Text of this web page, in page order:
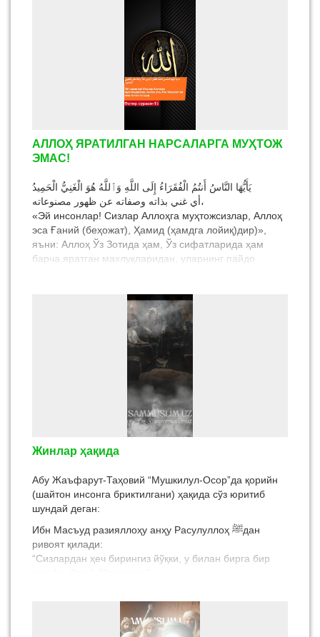
АЛЛОҲ ЯРАТИЛГАН НАРСАЛАРГА МУҲТОЖ
ЭМАС!
يَأَيُّهَا النَّاسُ أَنتُمُ الْفُقَرَاءُ إِلَى اللَّهِ وَٱللَّهُ هُوَ الْغَنِيُّ الْحَمِيدُ
أي غني بذاته وصفاته عن ظهور مصنوعاته،
«Эй инсонлар! Сизлар Аллоҳга муҳтожсизлар, Аллоҳ
эса Ғаний (беҳожат), Ҳамид (ҳамдга лойиқ)дир)»,
яъни: Аллоҳ Ўз Зотида ҳам, Ўз сифатларида ҳам
барча яратган махлуқларидан, уларнинг пайдо
Жинлар ҳақида
Абу Жаъфарут-Таҳовий “Мушкилул-Осор”да қорийн
(шайтон инсонга бриктилгани) ҳақида сўз юритиб
шундай деган:
Ибн Масъуд разияллоҳу анҳу Расулуллоҳ ﷺдан
ривоят қилади:
“Сизлардан ҳеч бирингиз йўқки, у билан бирга бир
“Сиз билан ҳамми, эй Аллоҳнинг Расули?”
Расулуллоҳ ﷺ дедилар: